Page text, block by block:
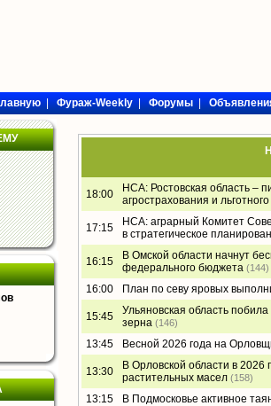
|Фураж-Weekly|Форумы|
18:00
НСА: Ростовская область –
агрострахования и
17:15
НСА: аграрный Комитет
в стратегическое
16:15
В Омской области начнут
федерального бюджета (144)
16:00 План по севу яровых
15:45
Ульяновская область
зерна (146)
13:45 Весной 2026 года на
13:30
В Орловской области в 2026
растительных масел (158)
13:15 В Подмосковье активное